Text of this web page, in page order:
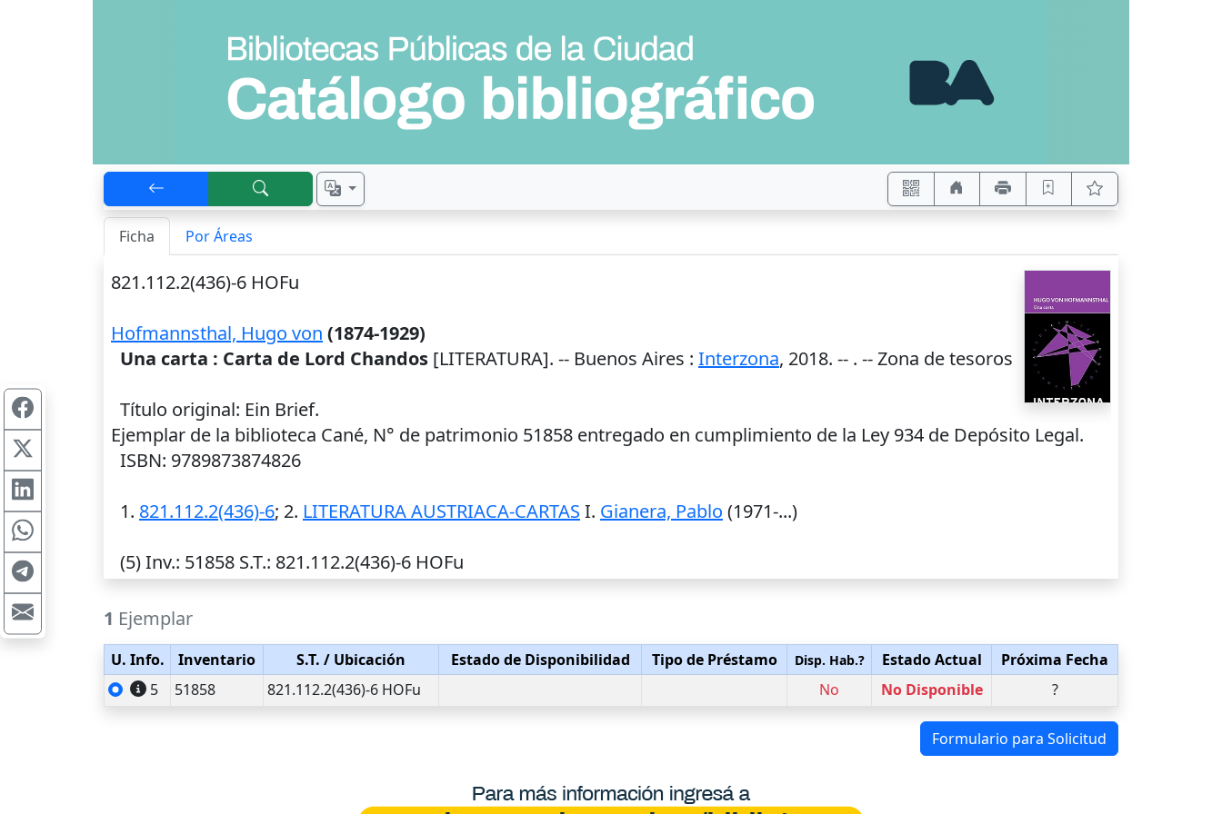
Ficha Por Áreas
821.112.2(436)-6 HOFu
Hofmannsthal, Hugo von (1874-1929)
Una carta : Carta de Lord Chandos [LITERATURA]. -- Buenos Aires : Interzona, 2018. -- . -- Zona de tesoros
Título original: Ein Brief.
Ejemplar de la biblioteca Cané, N° de patrimonio 51858 entregado en cumplimiento de la Ley 934 de Depósito Legal.
ISBN: 9789873874826
1. 821.112.2(436)-6; 2. LITERATURA AUSTRIACA-CARTAS I. Gianera, Pablo (1971-...)
(5)Inv.: 51858 S.T.: 821.112.2(436)-6 HOFu
1 Ejemplar
U. Info. Inventario S.T. / Ubicación Estado de Disponibilidad Tipo de Préstamo Disp. Hab.? Estado Actual
Próxima Fecha
5
51858 821.112.2(436)-6 HOFu No No Disponible ?
Formulario para Solicitud